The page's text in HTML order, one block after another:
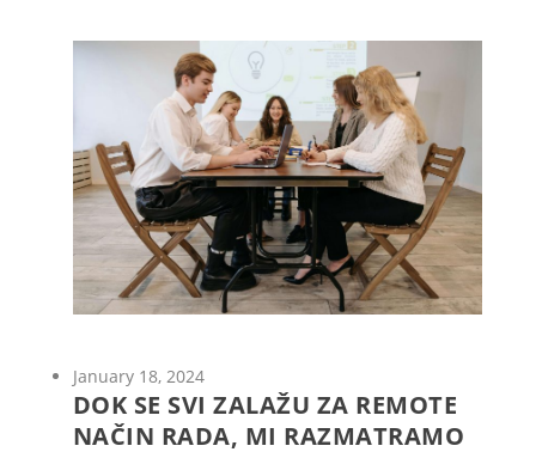
January 18, 2024
DOK SE SVI ZALAŽU ZA REMOTE
NAČIN RADA, MI RAZMATRAMO